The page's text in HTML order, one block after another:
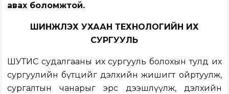
авах боломжтой.
ШИНЖЛЭХ УХААН ТЕХНОЛОГИЙН ИХ
СУРГУУЛЬ
ШУТИС судалгааны их сургууль болохын тулд их
сургуулийн бүтцийг дэлхийн жишигт ойртуулж,
сургалтын чанарыг эрс дээшлүүлж, дэлхийн